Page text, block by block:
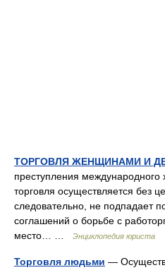
ТОРГОВЛЯ ЖЕНЩИНАМИ И
преступления международного
торговля осуществляется без
следовательно, не подпадает
соглашений о борьбе с
место… …
Энциклопедия юриста
Торговля людьми —